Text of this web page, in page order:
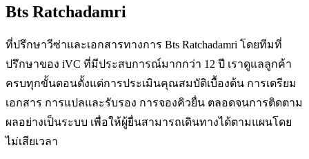
Bts Ratchadamri
ที่ปรึกษาวีซ่าและเอกสารทางการ Bts Ratchadamri โดยทีมที่
ปรึกษาของ iVC ที่มีประสบการณ์มากกว่า 12 ปี เราดูแลลูกค้า
ครบทุกขั้นตอนตั้งแต่การประเมินคุณสมบัติเบื้องต้น การเตรียม
เอกสาร การแปลและรับรอง การจองคิวยื่น ตลอดจนการติดตาม
ผลอย่างเป็นระบบ เพื่อให้ผู้ยื่นสามารถเดินทางได้ตามแผนโดย
ไม่เสียเวลา